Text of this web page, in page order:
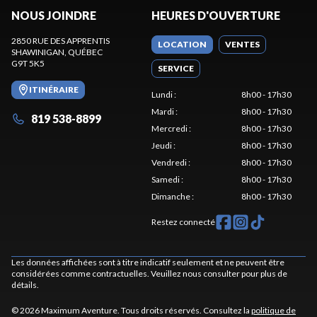
NOUS JOINDRE
2850 RUE DES APPRENTIS
SHAWINIGAN , QUÉBEC
G9T 5K5
ITINÉRAIRE
819 538-8899
HEURES D'OUVERTURE
LOCATION VENTES
SERVICE
Lundi:
8h00 - 17h30
Mardi:
8h00 - 17h30
Mercredi:
8h00 - 17h30
Jeudi:
8h00 - 17h30
Vendredi:
8h00 - 17h30
Samedi:
8h00 - 17h30
Dimanche: 8h00 - 17h30
Restez connecté
Les données affichées sont à titre indicatif seulement et ne peuvent être
considérées comme contractuelles. Veuillez nous consulter pour plus de
détails.
© 2026 Maximum Aventure. Tous droits réservés. Consultez la politique de